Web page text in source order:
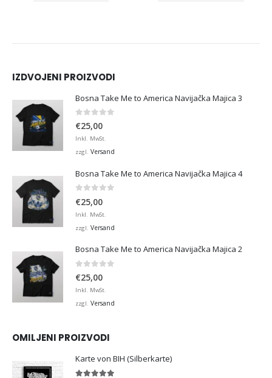
IZDVOJENI PROIZVODI
Bosna Take Me to America Navijačka Majica 3
0 von 5
€25,00
Inkl. MwSt.
zzgl. Versand
Bosna Take Me to America Navijačka Majica 4
€25,00
Inkl. MwSt.
zzgl. Versand
Bosna Take Me to America Navijačka Majica 2
0 von 5
€25,00
Inkl. MwSt.
zzgl. Versand
OMILJENI PROIZVODI
Karte von BIH (Silberkarte)